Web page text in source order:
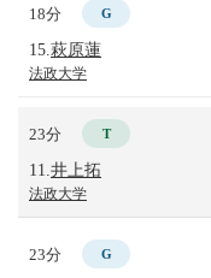
18分 G
15. 萩原蓮
法政大学
23分 T
11. 井上拓
法政大学
23分 G